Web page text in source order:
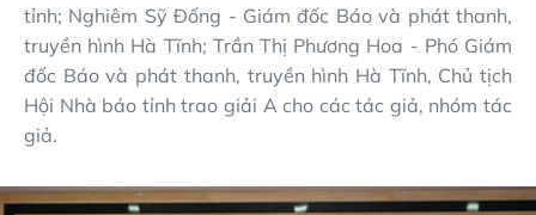
tỉnh; Nghiêm Sỹ Đống - Giám đốc Báo và phát thanh,
truyền hình Hà Tĩnh; Trần Thị Phương Hoa - Phó Giám
đốc Báo và phát thanh, truyền hình Hà Tĩnh, Chủ tịch
Hội Nhà báo tỉnh trao giải A cho các tác giả, nhóm tác
giả.